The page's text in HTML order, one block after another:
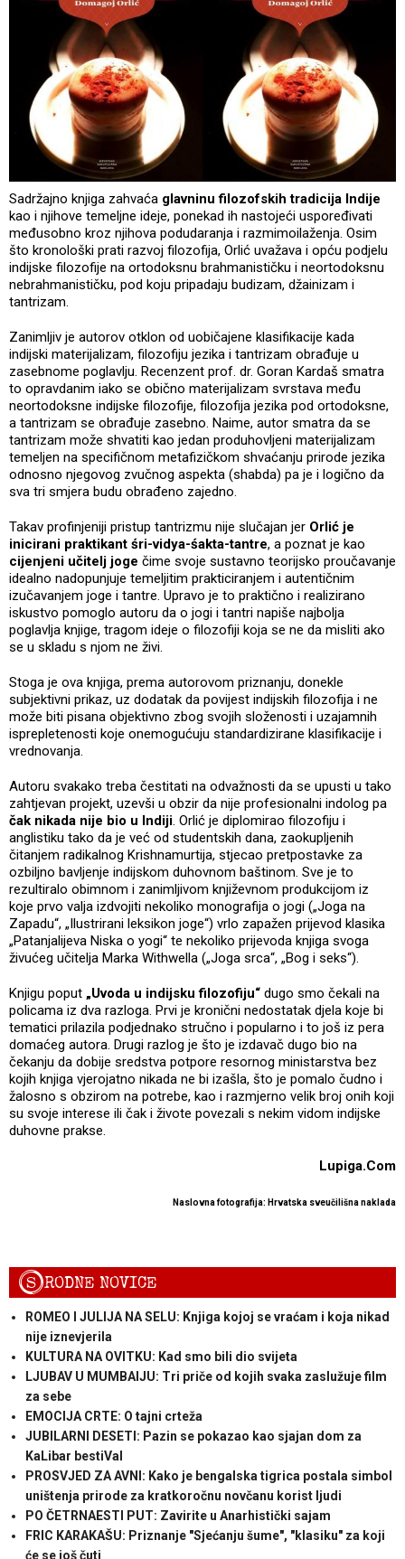
Sadržajno knjiga zahvaća glavninu filozofskih tradicija Indije
kao i njihove temeljne ideje, ponekad ih nastojeći uspoređivati
međusobno kroz njihova podudaranja i razmimoilaženja. Osim
što kronološki prati razvoj filozofija, Orlić uvažava i opću podjelu
indijske filozofije na ortodoksnu brahmanističku i neortodoksnu
nebrahmanističku, pod koju pripadaju budizam, džainizam i
tantrizam.
Zanimljiv je autorov otklon od uobičajene klasifikacije kada
indijski materijalizam, filozofiju jezika i tantrizam obrađuje u
zasebnome poglavlju. Recenzent prof. dr. Goran Kardaš smatra
to opravdanim iako se obično materijalizam svrstava među
neortodoksne indijske filozofije, filozofija jezika pod ortodoksne,
a tantrizam se obrađuje zasebno. Naime, autor smatra da se
tantrizam može shvatiti kao jedan produhovljeni materijalizam
temeljen na specifičnom metafizičkom shvaćanju prirode jezika
odnosno njegovog zvučnog aspekta (shabda) pa je i logično da
sva tri smjera budu obrađeno zajedno.
Takav profinjeniji pristup tantrizmu nije slučajan jer Orlić je
inicirani praktikant śri-vidya-śakta-tantre, a poznat je kao
cijenjeni učitelj joge čime svoje sustavno teorijsko proučavanje
idealno nadopunjuje temeljitim prakticiranjem i autentičnim
izučavanjem joge i tantre. Upravo je to praktično i realizirano
iskustvo pomoglo autoru da o jogi i tantri napiše najbolja
poglavlja knjige, tragom ideje o filozofiji koja se ne da misliti ako
se u skladu s njom ne živi.
Stoga je ova knjiga, prema autorovom priznanju, donekle
subjektivni prikaz, uz dodatak da povijest indijskih filozofija i ne
može biti pisana objektivno zbog svojih složenosti i uzajamnih
isprepletenosti koje onemogućuju standardizirane klasifikacije i
vrednovanja.
Autoru svakako treba čestitati na odvažnosti da se upusti u tako
zahtjevan projekt, uzevši u obzir da nije profesionalni indolog pa
čak nikada nije bio u Indiji. Orlić je diplomirao filozofiju i
anglistiku tako da je već od studentskih dana, zaokupljenih
čitanjem radikalnog Krishnamurtija, stjecao pretpostavke za
ozbiljno bavljenje indijskom duhovnom baštinom. Sve je to
rezultiralo obimnom i zanimljivom književnom produkcijom iz
koje prvo valja izdvojiti nekoliko monografija o jogi („Joga na
Zapadu“, „Ilustrirani leksikon joge“) vrlo zapažen prijevod klasika
„Patanjalijeva Niska o yogi“ te nekoliko prijevoda knjiga svoga
živućeg učitelja Marka Withwella („Joga srca“, „Bog i seks“).
Knjigu poput „Uvoda u indijsku filozofiju“ dugo smo čekali na
policama iz dva razloga. Prvi je kronični nedostatak djela koje bi
tematici prilazila podjednako stručno i popularno i to još iz pera
domaćeg autora. Drugi razlog je što je izdavač dugo bio na
čekanju da dobije sredstva potpore resornog ministarstva bez
kojih knjiga vjerojatno nikada ne bi izašla, što je pomalo čudno i
žalosno s obzirom na potrebe, kao i razmjerno velik broj onih koji
su svoje interese ili čak i živote povezali s nekim vidom indijske
duhovne prakse.
Lupiga.Com
Naslovna fotografija: Hrvatska sveučilišna naklada
SRODNE NOVICE
ROMEO I JULIJA NA SELU: Knjiga kojoj se vraćam i koja nikad
nije iznevjerila
KULTURA NA OVITKU: Kad smo bili dio svijeta
LJUBAV U MUMBAIJU: Tri priče od kojih svaka zaslužuje film
za sebe
EMOCIJA CRTE: O tajni crteža
JUBILARNI DESETI: Pazin se pokazao kao sjajan dom za
KaLibar bestiVal
PROSVJED ZA AVNI: Kako je bengalska tigrica postala simbol
uništenja prirode za kratkoročnu novčanu korist ljudi
PO ČETRNAESTI PUT: Zavirite u Anarhistički sajam
FRIC KARAKAŠU: Priznanje "Sjećanju šume", "klasiku" za koji
će se još čuti